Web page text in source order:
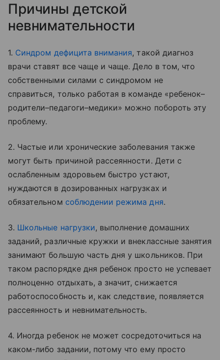
Причины детской
невнимательности
1. Синдром дефицита внимания, такой диагноз
врачи ставят все чаще и чаще. Дело в том, что
собственными силами с синдромом не
справиться, только работая в команде «ребенок–
родители–педагоги–медики» можно побороть эту
проблему.
2. Частые или хронические заболевания также
могут быть причиной рассеянности. Дети с
ослабленным здоровьем быстро устают,
нуждаются в дозированных нагрузках и
обязательном соблюдении режима дня.
3. Школьные нагрузки, выполнение домашних
заданий, различные кружки и внеклассные занятия
занимают большую часть дня у школьников. При
таком распорядке дня ребенок просто не успевает
полноценно отдыхать, а значит, снижается
работоспособность и, как следствие, появляется
рассеянность и невнимательность.
4. Иногда ребенок не может сосредоточиться на
каком-либо задании, потому что ему просто